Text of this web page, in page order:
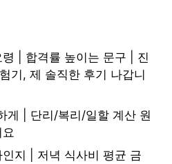
| 합격률 높이는 문구 | 진
기, 제 솔직한 후기 나갑니
게 | 단리/복리/일할 계산 원
지 | 저녁 식사비 평균 금